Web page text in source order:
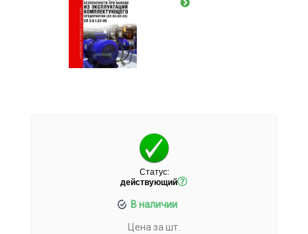
Статус:
действующий
В наличии
Цена за шт.